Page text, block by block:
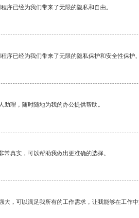
序已经为我们带来了无限的隐私和自由。
序已经为我们带来了无限的隐私保护和安全性保护。
助理，随时随地为我的办公提供帮助。
常真实，可以帮助我做出更准确的选择。
大，可以满足我所有的工作需求，让我能够在工作中